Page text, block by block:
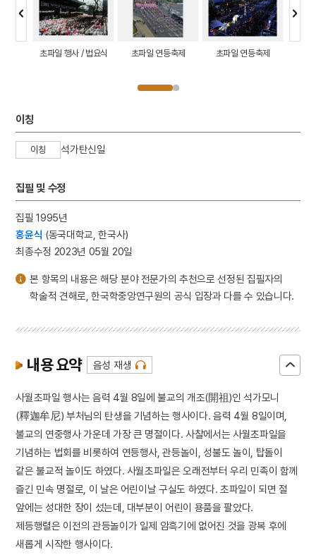
초파일 행사 / 법요식 초파일 연등축제 초파일 연등축제
이칭
이칭 석가탄신일
집필 및 수정
집필 1995년
홍윤식 (동국대학교, 한국사)
최종수정 2023년 05월 20일
본 항목의 내용은 해당 분야 전문가의 추천으로 선정된 집필자의
학술적 견해로, 한국학중앙연구원의 공식 입장과 다를 수 있습니다.
내용 요약 음성 재생
사월초파일 행사는 음력 4월 8일에 불교의 개조(開祖)인 석가모니
(釋迦牟尼) 부처님의 탄생을 기념하는 행사이다. 음력 4월 8일이며,
불교의 연중행사 가운데 가장 큰 명절이다. 사찰에서는 사월초파일을
기념하는 법회를 비롯하여 연등행사, 관등놀이, 성불도 놀이, 탑돌이
같은 불교적 놀이도 하였다. 사월초파일은 오래전부터 우리 민족이 함께
즐긴 민속 명절로, 이 날은 어린이날 구실도 하였다. 초파일이 되면 절
앞에는 성대한 장이 섰는데, 대부분이 어린이 용품을 팔았다.
제등행렬은 이전의 관등놀이가 일제 암흑기에 없어진 것을 광복 후에
새롭게 시작한 행사이다.